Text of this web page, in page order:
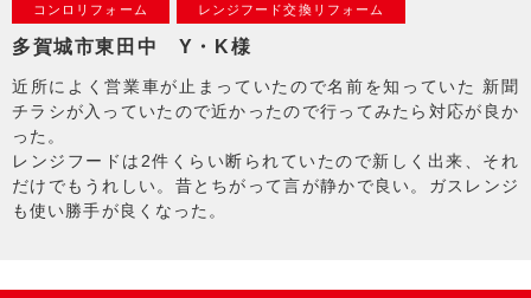
コンロリフォーム レンジフード交換リフォーム
多賀城市東田中 Y・K様
近所によく営業車が止まっていたので名前を知っていた 新聞
チラシが入っていたので近かったので行ってみたら対応が良か
った。
レンジフードは2件くらい断られていたので新しく出来、それ
だけでもうれしい。昔とちがって言が静かで良い。ガスレンジ
も使い勝手が良くなった。